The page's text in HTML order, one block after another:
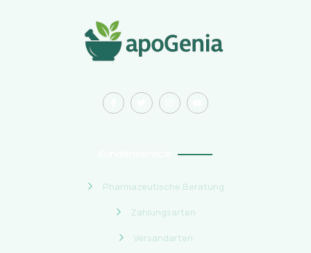
Pharmazeutische Beratung
Zahlungsarten
Versandarten